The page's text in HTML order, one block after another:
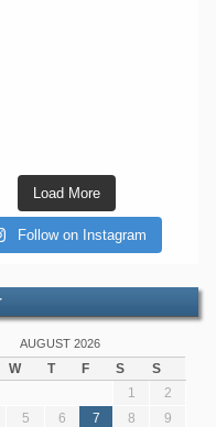
Load More
Follow on Instagram
AUGUST 2026
W T F S
S
1
2
5 6 7 8 9